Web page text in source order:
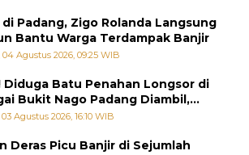
Padang, Zigo Rolanda Langsung
Bantu Warga Terdampak Banjir
04 Agustus 2026, 09:25 WIB
Diduga Batu Penahan Longsor di
Bukit Nago Padang Diambil,
Khawatir Bencana Terulang
Agustus 2026, 16:10 WIB
Deras Picu Banjir di Sejumlah